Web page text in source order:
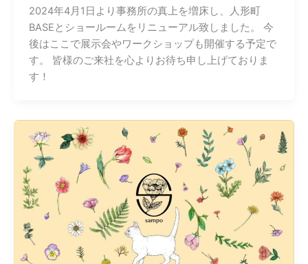
2024年4月1日より事務所の真上を増床し、人形町
BASEとショールームをリニューアル致しました。 今
後はここで展示会やワークショップも開催する予定で
す。 皆様のご来社を心よりお待ち申し上げておりま
す！